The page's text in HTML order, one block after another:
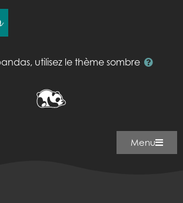
utilisez le thème sombre
Menu